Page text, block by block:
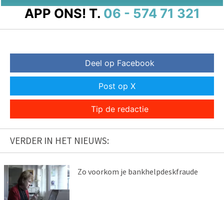
APP ONS! T. 06 - 574 71 321
Deel op Facebook
Post op X
Tip de redactie
VERDER IN HET NIEUWS:
Zo voorkom je bankhelpdeskfraude